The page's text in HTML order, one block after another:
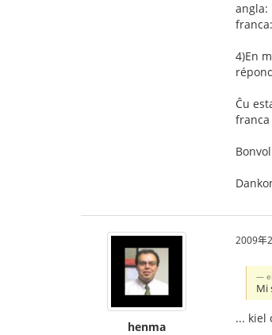
4)En
Ĉu
franca
henma
2009年
Mi
... kiel